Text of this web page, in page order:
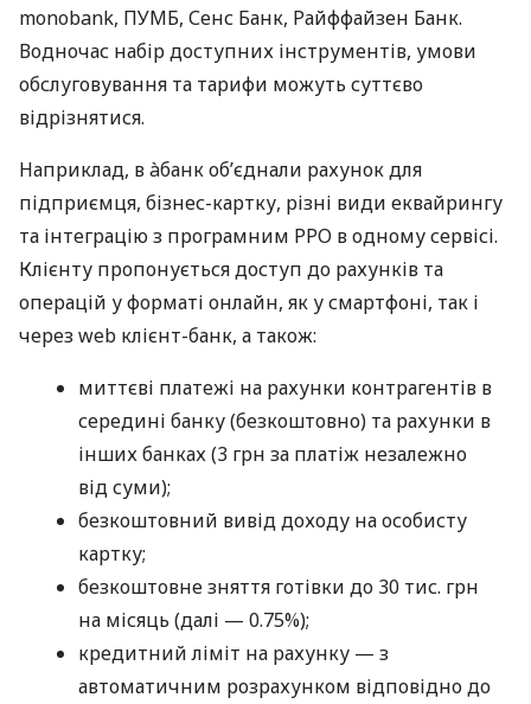
monobank, ПУМБ, Сенс Банк, Райффайзен Банк.
Водночас набір доступних інструментів, умови
обслуговування та тарифи можуть суттєво
відрізнятися.
Наприклад, в àбанк об’єднали рахунок для
підприємця, бізнес-картку, різні види еквайрингу
та інтеграцію з програмним РРО в одному сервісі.
Клієнту пропонується доступ до рахунків та
операцій у форматі онлайн, як у смартфоні, так і
через web клієнт-банк, а також:
миттєві платежі на рахунки контрагентів в
середині банку (безкоштовно) та рахунки в
інших банках (3 грн за платіж незалежно
від суми);
безкоштовний вивід доходу на особисту
картку;
безкоштовне зняття готівки до 30 тис. грн
на місяць (далі — 0.75%);
кредитний ліміт на рахунку — з
автоматичним розрахунком відповідно до